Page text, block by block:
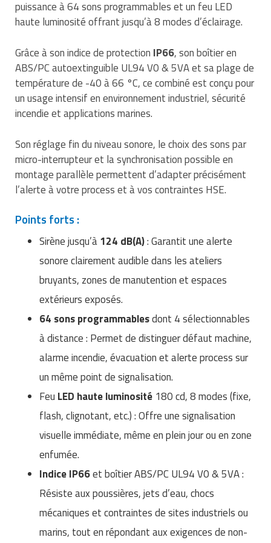
Ustensile cuisine professionnel
Vêtements personnalisés
Vitrines pour magasin
Traitement de l'air
Trancheuse professionnelle
Transformateur électrique
Tubes et profilés
Tuyau flexible
Tuyau galvanisé
Ventilateurs et aération d'atelier
Tapis de bureau
Tapis et caillebotis
Traitement des surfaces
Traitement du linge
Equipements de football
Equipements pour patinage
Equipements pour roller
Equipements pour skateboard
Equipements pour stade et terrain
sportif
Jeu gymnique
Loisirs
Matériel de fitness
Matériel de musculation
Vêtement sportif
Pétrin professionnel
Plats et plateaux
Pompes à sauce
Présentoir pour restaurant
Réchaud professionnel
Restauration foraine
Robinetterie professionnelle
Rôtisserie professionnelle
Sautause professionnelle
Tables de préparation réfrigérées
Ustensile de cuisine
Vaisselle restaurant
Vitrines réfrigérées
puissance à 64 sons programmables et un feu LED
haute luminosité offrant jusqu’à 8 modes d’éclairage.
Grâce à son indice de protection IP66, son boîtier en
ABS/PC autoextinguible UL94 V0 & 5VA et sa plage de
température de -40 à 66 °C, ce combiné est conçu pour
un usage intensif en environnement industriel, sécurité
incendie et applications marines.
Son réglage fin du niveau sonore, le choix des sons par
micro-interrupteur et la synchronisation possible en
montage parallèle permettent d’adapter précisément
l’alerte à votre process et à vos contraintes HSE.
Points forts :
Sirène jusqu’à124 dB(A): Garantit une alerte
sonore clairement audible dans les ateliers
bruyants, zones de manutention et espaces
extérieurs exposés.
64 sons programmablesdont 4 sélectionnables
à distance : Permet de distinguer défaut machine,
alarme incendie, évacuation et alerte process sur
un même point de signalisation.
Feu LED haute luminosité 180 cd, 8 modes (fixe,
flash, clignotant, etc.) : Offre une signalisation
visuelle immédiate, même en plein jour ou en zone
enfumée.
Indice IP66et boîtier ABS/PC UL94 V0 & 5VA :
Résiste aux poussières, jets d’eau, chocs
mécaniques et contraintes de sites industriels ou
marins, tout en répondant aux exigences de non-